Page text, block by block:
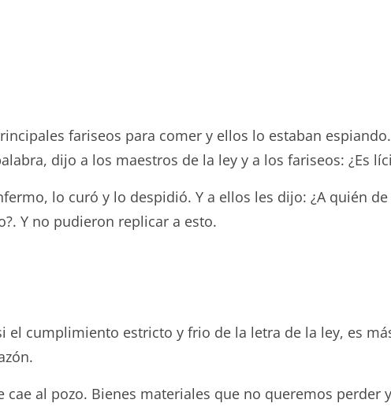
fariseos para comer y ellos lo estaban
dijo a los maestros de la ley y a los fariseos: ¿Es
lo curó y lo despidió. Y a ellos les dijo: ¿A quién
Y no pudieron replicar a esto.
el cumplimiento estricto y frio de la letra de la ley, es
cae al pozo. Bienes materiales que no queremos perder